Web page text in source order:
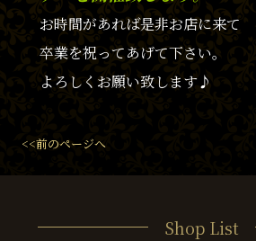
お時間があれば是非お店に来て
卒業を祝ってあげて下さい。
よろしくお願い致します♪
<<前のページへ
Shop List